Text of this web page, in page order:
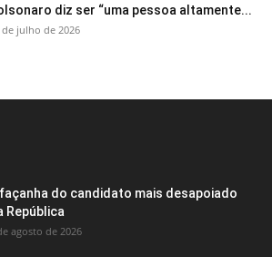
diz ser “uma pessoa altamente...
de julho de 2026
do candidato mais desapoiado
República
agosto de 2026